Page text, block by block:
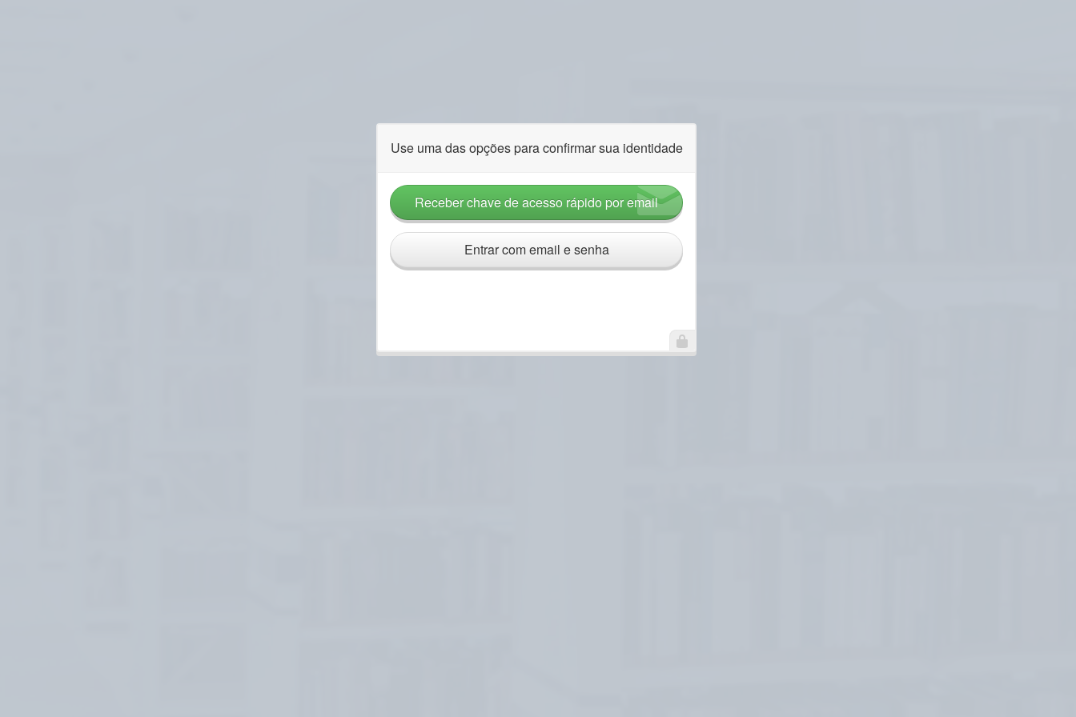
Use uma das opções para confirmar sua identidade
Receber chave de acesso rápido por email
Entrar com email e senha